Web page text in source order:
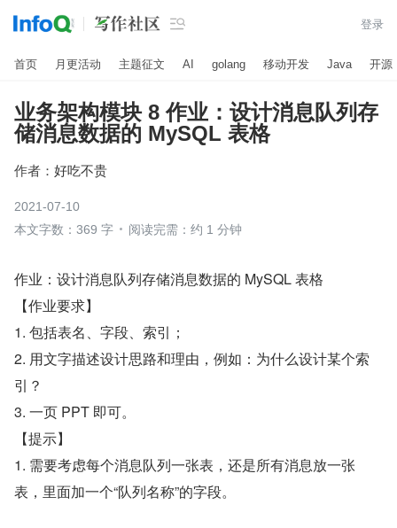
 登录
首页 月更活动 主题征文 AI golang 移动开发 Java 开源
业务架构模块 8 作业：设计消息队列存
储消息数据的 MySQL 表格
作者： 好吃不贵
2021-07-10
本文字数：369 字
阅读完需：约 1 分钟
作业：设计消息队列存储消息数据的 MySQL 表格
【作业要求】
1. 包括表名、字段、索引；
2. 用文字描述设计思路和理由，例如：为什么设计某个索
引？
3. 一页 PPT 即可。
【提示】
1. 需要考虑每个消息队列一张表，还是所有消息放一张
表，里面加一个“队列名称”的字段。